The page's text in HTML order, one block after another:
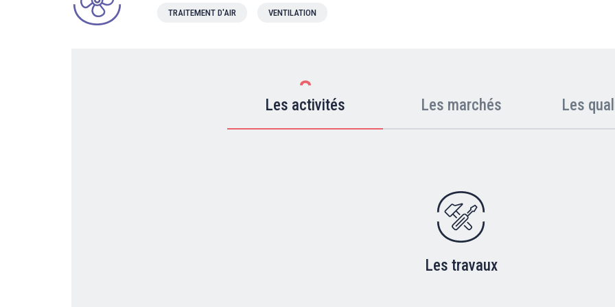
TRAITEMENT D'AIR VENTILATION
Les activités Les marchés Les
Les travaux